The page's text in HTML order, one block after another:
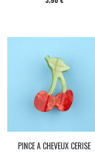
PINCE A CHEVEUX CERISE